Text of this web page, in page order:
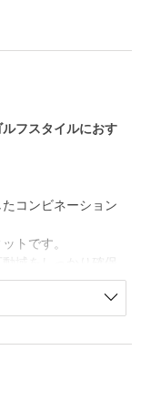
フスタイルにおす
コンビネーション
トです。
を演出する、機能